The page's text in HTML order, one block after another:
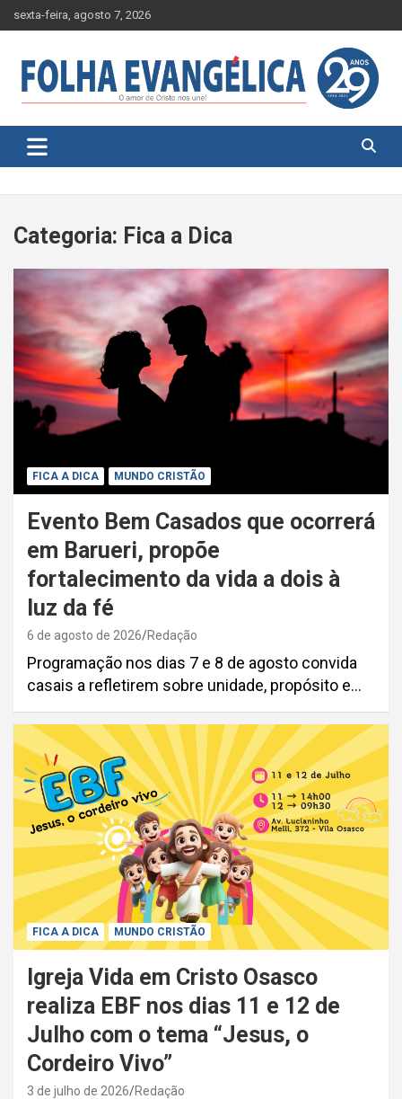
to
sexta-feira, agosto 7, 2026
Categoria: Fica a Dica
FICA A DICA MUNDO CRISTÃO
Evento Bem Casados que ocorrerá
em Barueri, propõe
fortalecimento da vida a dois à
luz da fé
6 de agosto de 2026 Redação
Programação nos dias 7 e 8 de agosto convida
casais a refletirem sobre unidade, propósito e…
FICA A DICA MUNDO CRISTÃO
Igreja Vida em Cristo Osasco
realiza EBF nos dias 11 e 12 de
Julho com o tema “Jesus, o
Cordeiro Vivo”
3 de julho de 2026 Redação